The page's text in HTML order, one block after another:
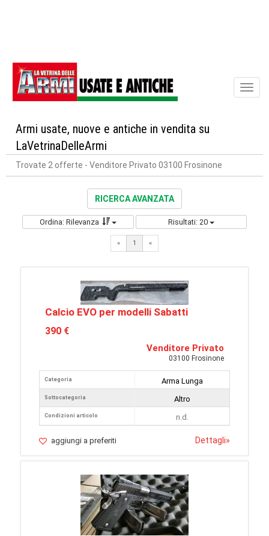
Armi usate, nuove e antiche in vendita su
LaVetrinaDelleArmi
Trovate 2 offerte - Venditore Privato 03100 Frosinone
RICERCA AVANZATA
Ordina: Rilevanza Risultati: 20
« 1 «
Calcio EVO per modelli Sabatti
390 €
Venditore Privato
03100 Frosinone
Categoria
Sottocategoria
Condizioni articolo
Arma Lunga
Altro
n.d.
aggiungi a preferiti Dettagli»